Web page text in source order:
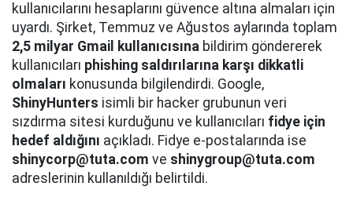
kullanıcılarını hesaplarını güvence altına almaları için
uyardı. Şirket, Temmuz ve Ağustos aylarında toplam
2,5 milyar Gmail kullanıcısına bildirim göndererek
kullanıcıları phishing saldırılarına karşı dikkatli
olmaları konusunda bilgilendirdi. Google,
ShinyHunters isimli bir hacker grubunun veri
sızdırma sitesi kurduğunu ve kullanıcıları fidye için
hedef aldığını açıkladı. Fidye e-postalarında ise
shinycorp@tuta.com ve shinygroup@tuta.com
adreslerinin kullanıldığı belirtildi.